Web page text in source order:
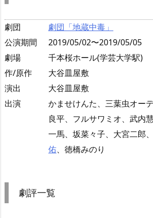
劇団
劇団「地蔵中毒」
公演期間
2019/05/02〜2019/05/05
劇場
千本桜ホール(学芸大学駅)
作/原作
大谷皿屋敷
演出
大谷皿屋敷
出演
かませけんた、三葉虫オー
良平、フルサワミオ、武内
一馬、坂菜々子、大宮二郎、
佑、徳橋みのり
劇評一覧